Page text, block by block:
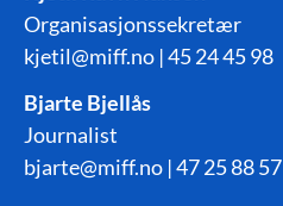
Organisasjonssekretær
kjetil@miff.no | 45 24 45 98
Bjarte Bjellås
Journalist
bjarte@miff.no | 47 25 88 57